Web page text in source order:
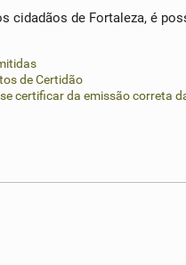
cidadãos de Fortaleza, é
de Certidão
certificar da emissão correta